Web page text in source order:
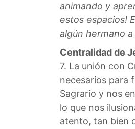
animando y
estos espacios!
algún hermano
Centralidad de
7. La unión con
necesarios para
Sagrario y nos
lo que nos
atento, tan bien